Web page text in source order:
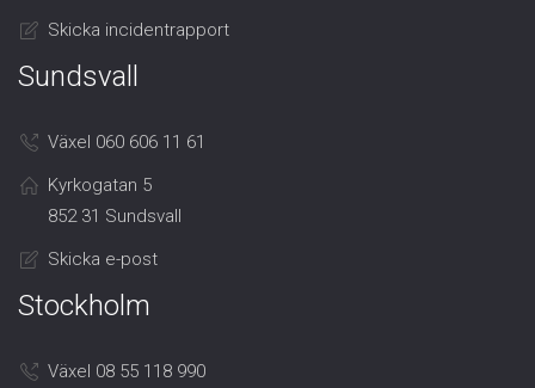
Skicka incidentrapport
Sundsvall
Växel 060 606 11 61
Kyrkogatan 5
852 31 Sundsvall
Skicka e-post
Stockholm
Växel 08 55 118 990